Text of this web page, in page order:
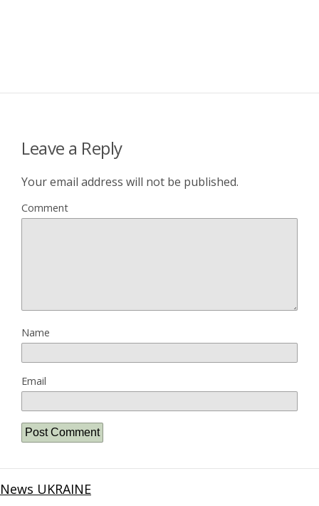
Leave a Reply
Your email address will not be published.
Comment
Name
Email
News UKRAINE